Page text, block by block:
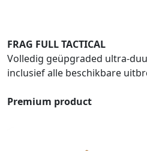
FRAG FULL TACTICAL
Volledig geüpgraded ultra-
inclusief alle beschikbare
Premium product